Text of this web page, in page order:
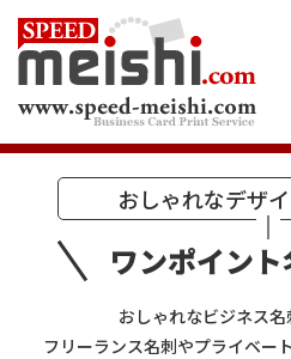
おしゃれなデザ
ワンポイン
おしゃれなビジネス名
フリーランス名刺やプライベー